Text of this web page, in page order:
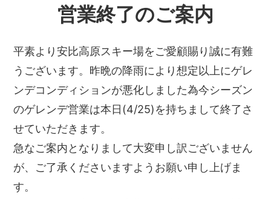
営業終了のご案内
平素より安比高原スキー場をご愛顧賜り誠に有難
うございます。 昨晩の降雨により想定以上にゲレ
ンデコンディションが悪化しました為今シーズン
のゲレンデ営業は本日(4/25)を持ちまして終了さ
せていただきます。
急なご案内となりまして大変申し訳ございません
が、ご了承くださいますようお願い申し上げま
す。